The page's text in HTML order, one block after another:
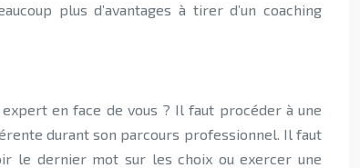
plus d’avantages à tirer d’un coaching
en face de vous ? Il faut procéder à une
durant son parcours professionnel. Il faut
le dernier mot sur les choix ou exercer une